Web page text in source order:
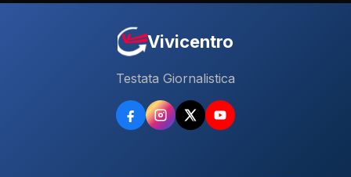
Vivicentro
Testata Giornalistica